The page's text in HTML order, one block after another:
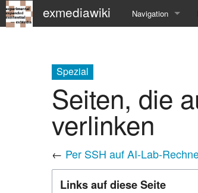
exmediawiki Navigation
Editierhilfe
Spezial
Seiten, die
verlinken
← Per SSH auf AI-Lab-
Links auf diese Seite